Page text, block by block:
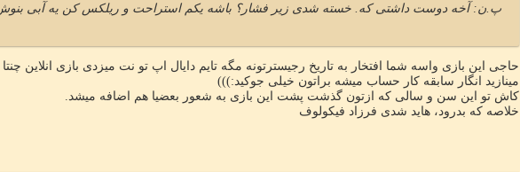
پ.ن: آخه دوست داشتی که. خسته شدی زیر فشار؟ باشه یکم استراحت و ریلکس کن یه آبی بنوش.
حاجی این بازی واسه شما افتخار به تاریخ رجیسترتونه مگه تایم دایال اپ تو نت میزدی بازی انلاین
مینازید انگار سابقه کار حساب میشه براتون خیلی جوکید:)))
کاش تو این سن و سالی که ازتون گذشت پشت این بازی به شعور بعضیا هم اضافه میشد.
خلاصه که بدرود، هاید شدی فرزاد فیکولوف